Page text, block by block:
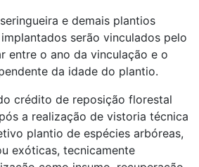
e demais plantios
serão vinculados pelo
entre o ano da vinculação e o
da idade do plantio.
crédito de reposição florestal
a realização de vistoria técnica
plantio de espécies arbóreas,
exóticas, tecnicamente